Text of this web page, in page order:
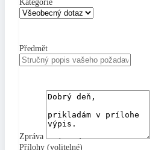
Předmět
Zpráva
Přílohy (volitelné)